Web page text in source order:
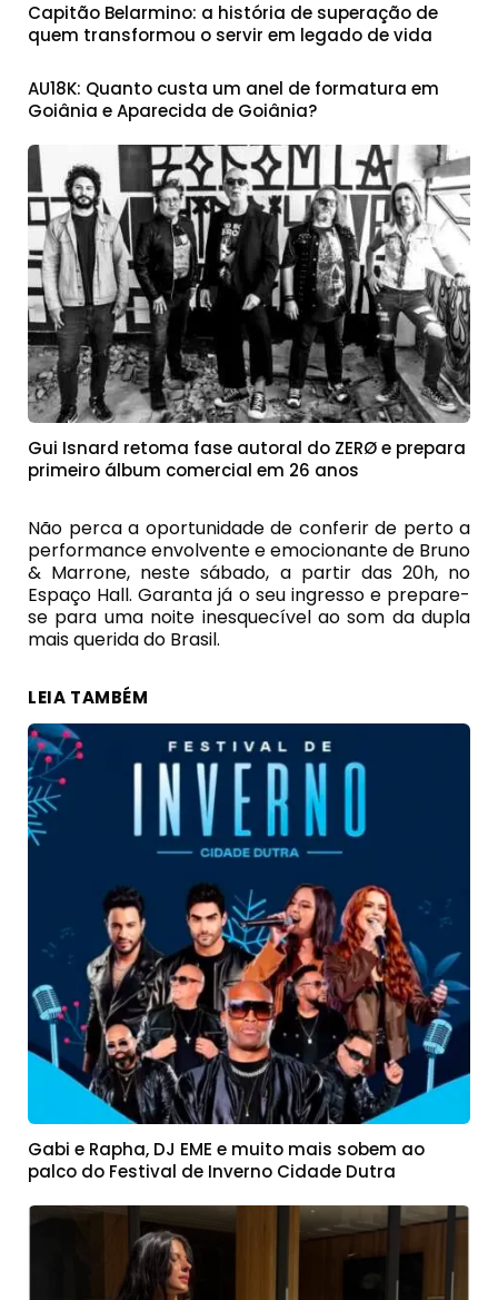
Capitão Belarmino: a história de superação de
quem transformou o servir em legado de vida
AU18K: Quanto custa um anel de formatura em
Goiânia e Aparecida de Goiânia?
Gui Isnard retoma fase autoral do ZERØ e prepara
primeiro álbum comercial em 26 anos
Não perca a oportunidade de conferir de perto a
performance envolvente e emocionante de Bruno
& Marrone, neste sábado, a partir das 20h, no
Espaço Hall. Garanta já o seu ingresso e prepare-
se para uma noite inesquecível ao som da dupla
mais querida do Brasil.
LEIA TAMBÉM
Gabi e Rapha, DJ EME e muito mais sobem ao
palco do Festival de Inverno Cidade Dutra